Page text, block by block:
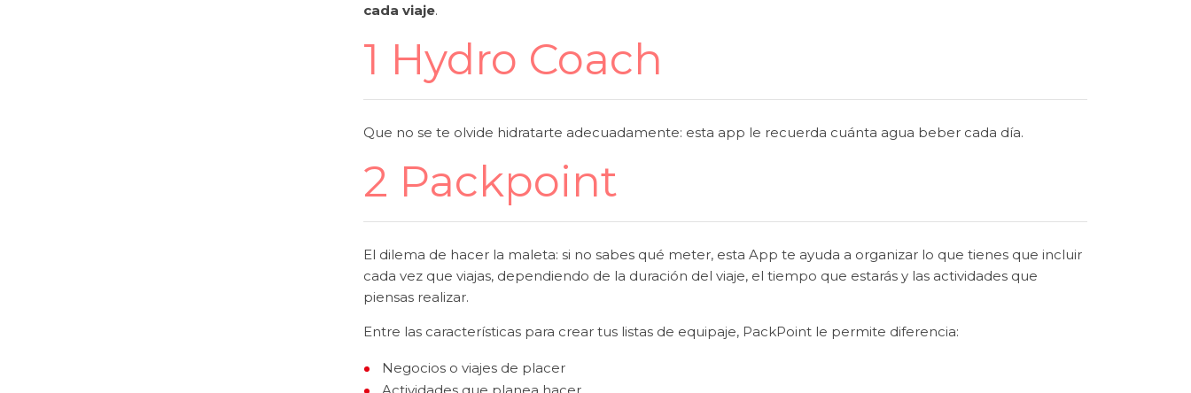
cada viaje.
1 Hydro Coach
Que no se te olvide hidratarte adecuadamente: esta app le recuerda cuánta agua beber cada día.
2 Packpoint
El dilema de hacer la maleta: si no sabes qué meter, esta App te ayuda a organizar lo que tienes que incluir
cada vez que viajas, dependiendo de la duración del viaje, el tiempo que estarás y las actividades que
piensas realizar.
Entre las características para crear tus listas de equipaje, PackPoint le permite diferencia:
Negocios o viajes de placer
Actividades que planea hacer